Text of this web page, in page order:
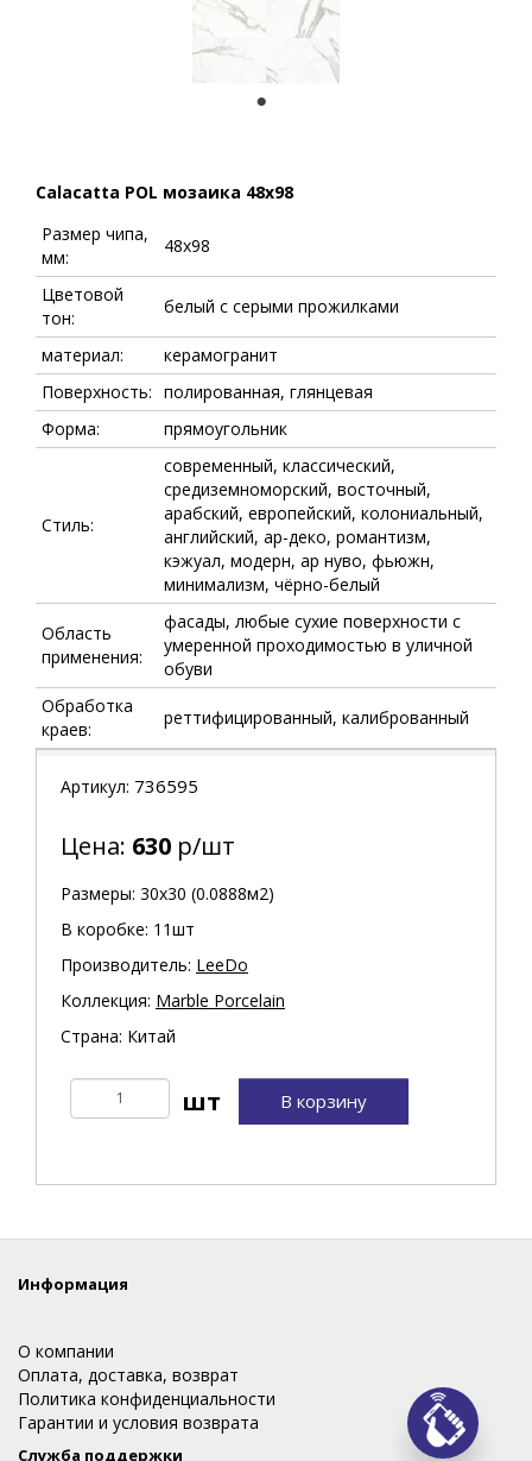
Calacatta POL мозаика 48х98
Размер чипа,
мм:
48x98
Цветовой
тон:
белый с серыми прожилками
материал:
керамогранит
Поверхность: полированная, глянцевая
Форма:
прямоугольник
Стиль:
современный, классический,
средиземноморский, восточный,
арабский, европейский, колониальный,
английский, ар-деко, романтизм,
кэжуал, модерн, ар нуво, фьюжн,
минимализм, чёрно-белый
Область
применения:
фасады, любые сухие поверхности с
умеренной проходимостью в уличной
обуви
Обработка
краев:
реттифицированный, калиброванный
Артикул: 736595
Цена: 630 р/шт
Размеры: 30х30 (0.0888м2)
В коробке: 11шт
Производитель: LeeDo
Коллекция: Marble Porcelain
Страна: Китай
В корзину
Информация
О компании
Оплата, доставка, возврат
Политика конфиденциальности
Гарантии и условия возврата
Служба поддержки